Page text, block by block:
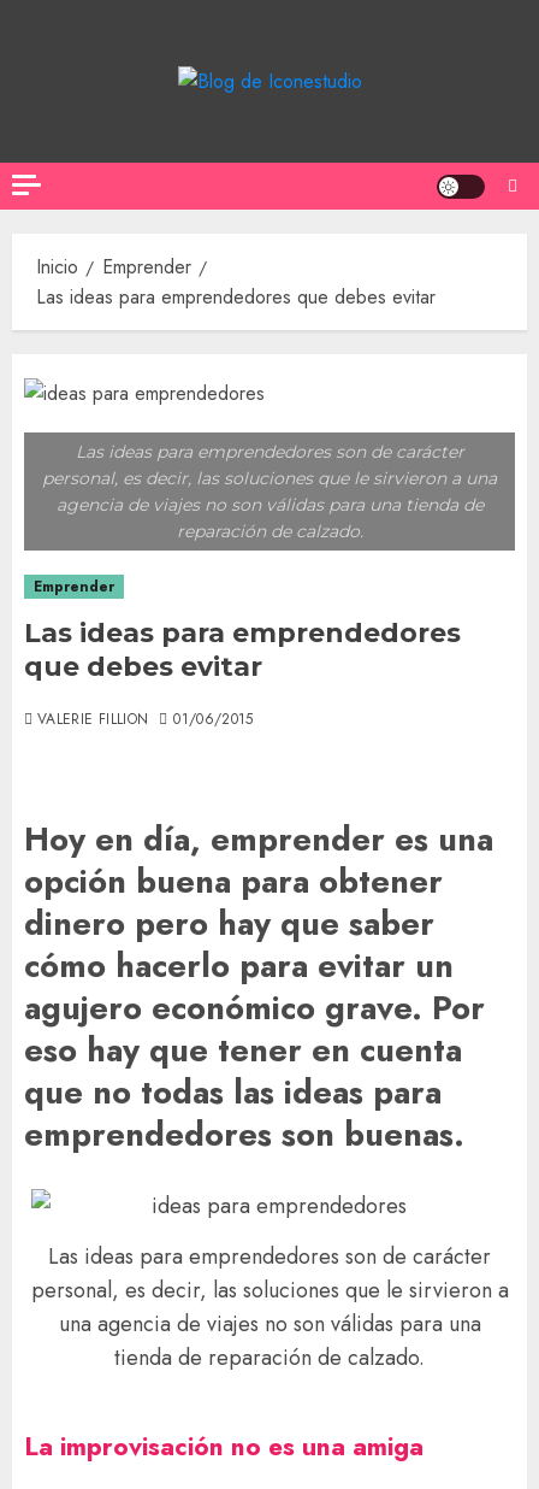
Inicio
Emprender
Las ideas para emprendedores que debes evitar
Emprender
Las ideas para emprendedores
que debes evitar
VALERIE FILLION 01/06/2015
Las ideas para emprendedores son de carácter
personal, es decir, las soluciones que le sirvieron a una
agencia de viajes no son válidas para una tienda de
reparación de calzado.
Hoy en día, emprender es una
opción buena para obtener
dinero pero hay que saber
cómo hacerlo para evitar un
agujero económico grave. Por
eso hay que tener en cuenta
que no todas las ideas para
emprendedores son buenas.
Las ideas para emprendedores son de carácter
personal, es decir, las soluciones que le sirvieron a
una agencia de viajes no son válidas para una
tienda de reparación de calzado.
La improvisación no es una amiga